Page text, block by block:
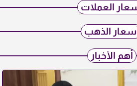
العملات
الذهب
أهم الأخبار